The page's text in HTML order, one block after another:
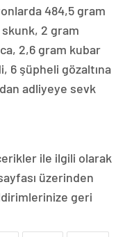
484,5 gram
2 gram
2,6 gram kubar
6 şüpheli gözaltına
adliyeye sevk
ile ilgili olarak
üzerinden
geri